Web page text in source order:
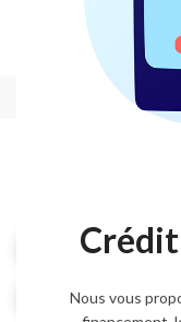
Crédit
Nous vous
Voir
Agrandir l'image